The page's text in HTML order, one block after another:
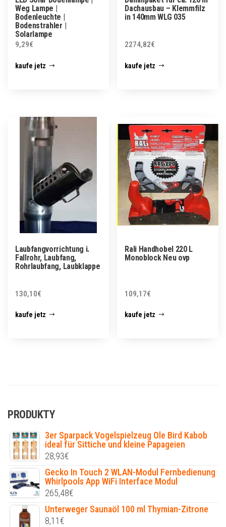
Weg Lampe |
Bodenleuchte |
Bodenstrahler |
Solarlampe
9,29€
kaufe jetz
Dachausbau – Klemmfilz
in 140mm WLG 035
2274,82€
kaufe jetz
Laubfangvorrichtung i.
Fallrohr, Laubfang,
Rohrlaubfang, Laubklappe
130,10€
kaufe jetz
Rali Handhobel 220 L
Monoblock Neu ovp
109,17€
kaufe jetz
PRODUKTY
3er Sparpack Vogelspielzeug Ole Bird Kabob
ideal für Sittiche und kleine Papageien
28,93€
Gecko In Touch 2 WLAN-Modul Fernbedienung
Whirlpools App WiFi Interface Modul
265,48€
Unterweger Saunaöl 100 ml Thymian-Zitrone
8,11€